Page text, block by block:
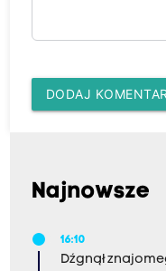
DODAJ
Najnowsze
16:10
Dźgnął